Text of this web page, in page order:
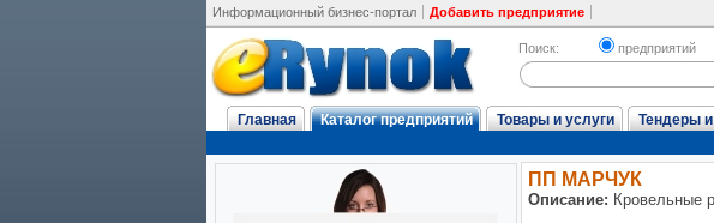
Информационный бизнес-портал Добавить предприятие
Поиск: предприятий
Главная Каталог предприятий Товары и услуги Тендеры и
ПП МАРЧУК
Описание: Кровельные